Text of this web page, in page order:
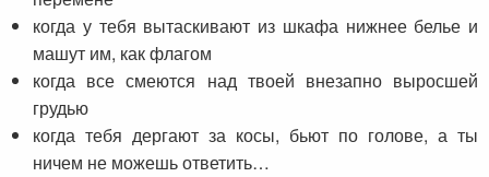
когда у тебя вытаскивают из шкафа нижнее белье и
машут им, как флагом
когда все смеются над твоей внезапно выросшей
грудью
когда тебя дергают за косы, бьют по голове, а ты
ничем не можешь ответить…